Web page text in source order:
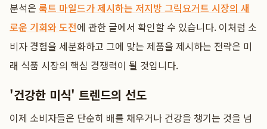
분석은 룩트 마일드가 제시하는 저지방 그릭요거트 시장의 새
로운 기회와 도전에 관한 글에서 확인할 수 있습니다. 이처럼 소
비자 경험을 세분화하고 그에 맞는 제품을 제시하는 전략은 미
래 식품 시장의 핵심 경쟁력이 될 것입니다.
'건강한 미식' 트렌드의 선도
이제 소비자들은 단순히 배를 채우거나 건강을 챙기는 것을 넘